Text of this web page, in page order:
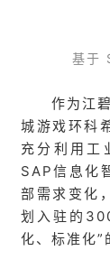
基于
作为江
城游戏环科
充分利用工
SAP信息化
部需求变化
划入驻的
化、标准化”